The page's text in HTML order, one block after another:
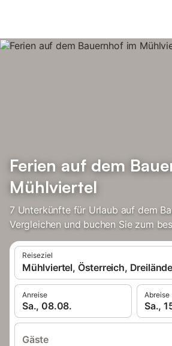
Ferien auf dem
Mühlviertel
7 Unterkünfte für Urlaub auf dem
Vergleichen und buchen Sie zum
Reiseziel
Anreise
Sa., 08.08.
Abreise
Sa.,
Gäste